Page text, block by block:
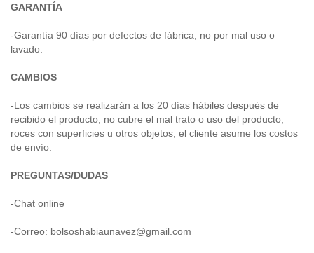
GARANTÍA
-Garantía 90 días por defectos de fábrica, no por mal uso o
lavado.
CAMBIOS
-Los cambios se realizarán a los 20 días hábiles después de
recibido el producto, no cubre el mal trato o uso del producto,
roces con superficies u otros objetos, el cliente asume los costos
de envío.
PREGUNTAS/DUDAS
-Chat online
-Correo: bolsoshabiaunavez@gmail.com